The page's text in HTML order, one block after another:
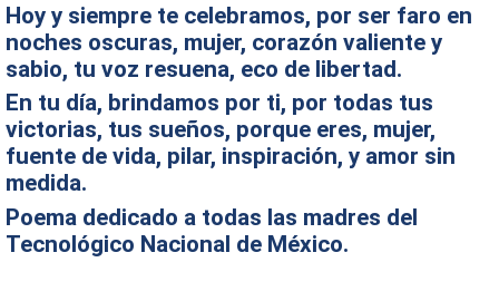
Hoy y siempre te celebramos, por ser faro en
noches oscuras, mujer, corazón valiente y
sabio, tu voz resuena, eco de libertad.
En tu día, brindamos por ti, por todas tus
victorias, tus sueños, porque eres, mujer,
fuente de vida, pilar, inspiración, y amor sin
medida.
Poema dedicado a todas las madres del
Tecnológico Nacional de México.